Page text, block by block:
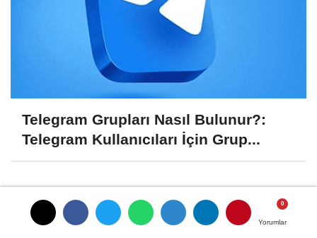
Yorumlar
Yorumlar
Telegram Grupları Nasıl Bulunur?:
Telegram Kullanıcıları İçin Grup...
BURSA İLÇELERI